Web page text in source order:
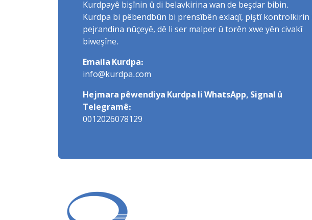
Kurdpayê bişînin û di belavkirina wan de beşdar bibin.
Kurdpa bi pêbendbûn bi prensîbên exlaqî, piştî kontrolkirin
pejrandina nûçeyê, dê li ser malper û torên xwe yên civakî
biweşîne.
Emaila Kurdpa:
info@kurdpa.com
Hejmara pêwendiya Kurdpa li WhatsApp, Signal û
Telegramê:
0012026078129